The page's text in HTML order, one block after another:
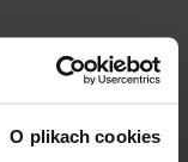
O plikach cookies